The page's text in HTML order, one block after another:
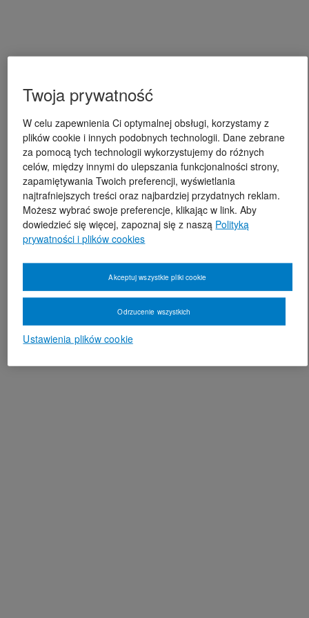
Twoja prywatność
W celu zapewnienia Ci optymalnej obsługi, korzystamy z
plików cookie i innych podobnych technologii. Dane zebrane
za pomocą tych technologii wykorzystujemy do różnych
celów, między innymi do ulepszania funkcjonalności strony,
zapamiętywania Twoich preferencji, wyświetlania
najtrafniejszych treści oraz najbardziej przydatnych reklam.
Możesz wybrać swoje preferencje, klikając w link. Aby
dowiedzieć się więcej, zapoznaj się z naszą Polityką
prywatności i plików cookies
Ustawienia plików cookie
Odrzucenie wszystkich
Akceptuj wszystkie pliki cookie